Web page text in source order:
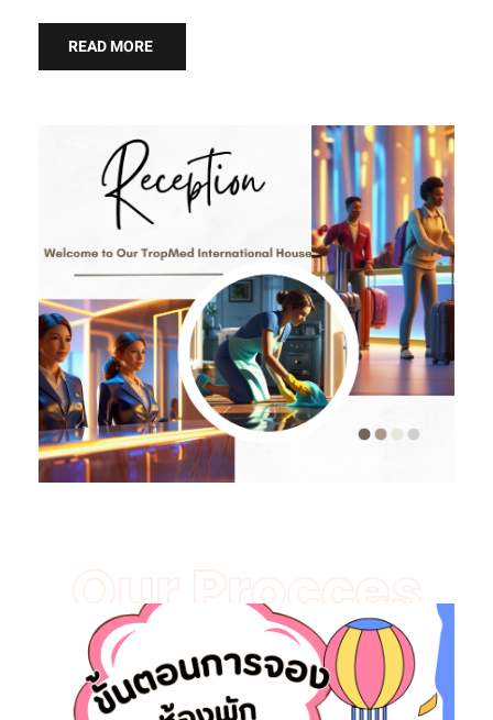
READ MORE
Our Procces